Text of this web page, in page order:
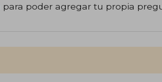
para poder agregar tu propia